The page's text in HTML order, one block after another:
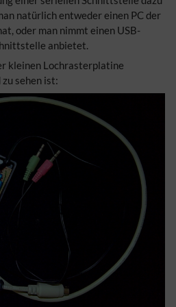
natürlich entweder einen PC der
oder man nimmt einen USB-
anbietet.
kleinen Lochrasterplatine
sehen ist: